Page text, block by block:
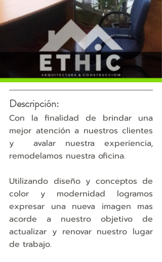
Descripción:
Con la finalidad de brindar una
mejor atención a nuestros clientes
y  avalar nuestra experiencia,
remodelamos nuestra oficina.
Utilizando diseño y conceptos de
color y modernidad logramos
expresar una nueva imagen mas
acorde a nuestro objetivo de
actualizar y renovar nuestro lugar
de trabajo.